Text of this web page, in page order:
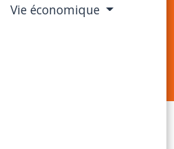
Vie économique